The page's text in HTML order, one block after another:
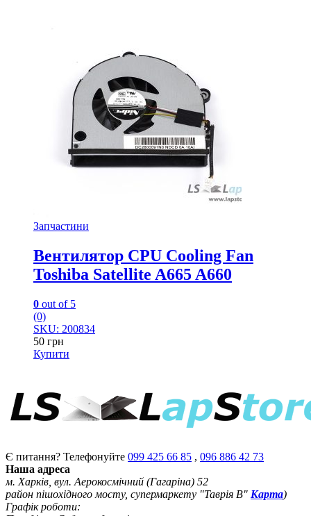
Запчастини
Вентилятор CPU Cooling Fan
Toshiba Satellite A665 A660
0 out of 5
(0)
SKU: 200834
50 грн
Купити
Є питання? Телефонуйте 099 425 66 85 , 096 886 42 73
Наша адреса
м. Харків, вул. Аерокосмічний (Гагаріна) 52
район пішохідного мосту, супермаркету "Таврія В" Карта)
Графік роботи: